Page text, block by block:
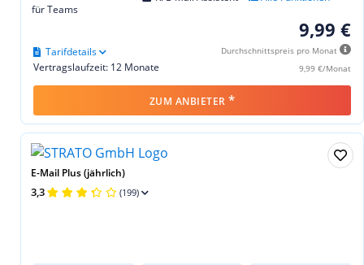
für Teams
9,99 €
Durchschnittspreis pro Monat
9,99 €/Monat
Vertragslaufzeit: 12 Monate
Tarifdetails
ZUM ANBIETER *
E-Mail Plus (jährlich)
3,3 (199)